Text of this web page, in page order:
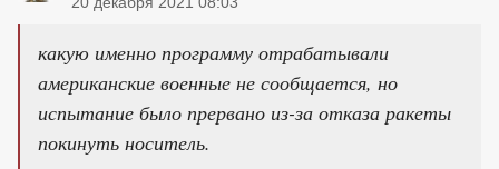
какую именно программу отрабатывали
американские военные не сообщается, но
испытание было прервано из-за отказа ракеты
покинуть носитель.